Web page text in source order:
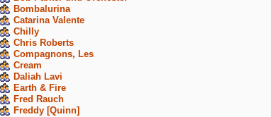
Bombalurina
Catarina Valente
Chilly
Chris Roberts
Compagnons, Les
Cream
Daliah Lavi
Earth & Fire
Fred Rauch
Freddy [Quinn]